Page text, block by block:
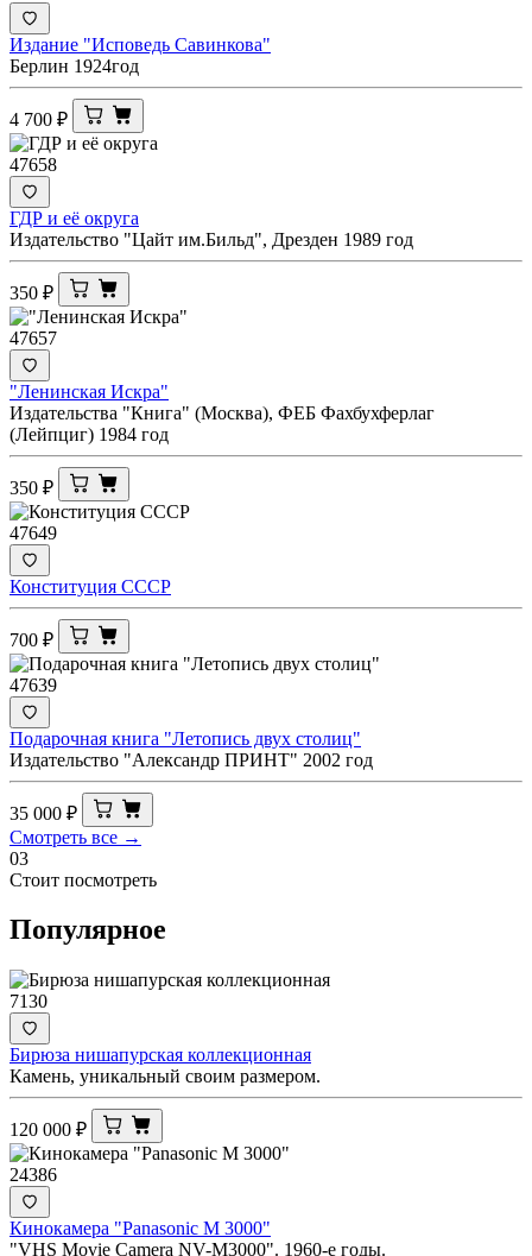
Издание "Исповедь Савинкова"
Берлин 1924год
4 700 ₽
47658
ГДР и её округа
Издательство "Цайт им.Бильд", Дрезден 1989 год
350 ₽
47657
"Ленинская Искра"
Издательства "Книга" (Москва), ФЕБ Фахбухферлаг
(Лейпциг) 1984 год
350 ₽
47649
Конституция СССР
700 ₽
47639
Подарочная книга "Летопись двух столиц"
Издательство "Александр ПРИНТ" 2002 год
35 000 ₽
Смотреть все →
03
Стоит посмотреть
Популярное
7130
Бирюза нишапурская коллекционная
Камень, уникальный своим размером.
120 000 ₽
24386
Кинокамера "Panasonic M 3000"
"VHS Movie Camera NV-M3000". 1960-е годы.